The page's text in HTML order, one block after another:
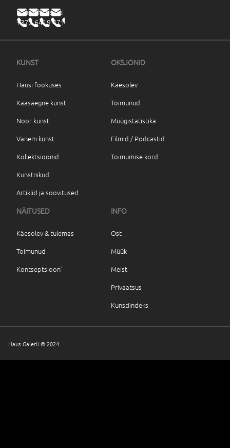
haus@haus.ee
+372 6419 471
KUNST
Hausi fookuses
Kaasaegne kunst
Noor kunst
Vanem kunst
Kollektsioonid
Kunstnikud
Artiklid ja soovitused
OKSJONID
Käesolev
Toimunud
Müügistatistika
Filmid / Podcastid
Toimumise kord
NÄITUSED
Käesolev & tulemas
Toimunud
Kontseptsioon`
INFO
Ost
Müük
Meist
Privaatsus
Kunstiindeks
Haus Galerii © 2024